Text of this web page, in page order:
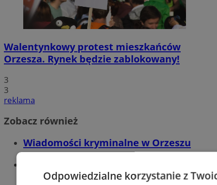
Walentynkowy protest mieszkańców
Orzesza. Rynek będzie zablokowany!
3
3
reklama
Zobacz również
Wiadomości kryminalne w Orzeszu
Odpowiedzialne korzystanie z